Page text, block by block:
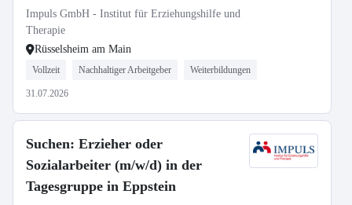
Impuls GmbH - Institut für Erziehungshilfe und
Therapie
Rüsselsheim am Main
Vollzeit Nachhaltiger Arbeitgeber Weiterbildungen
31.07.2026
Suchen: Erzieher oder
Sozialarbeiter (m/w/d) in der
Tagesgruppe in Eppstein